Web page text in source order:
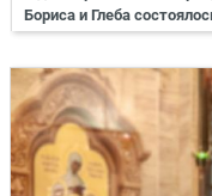
Бориса и Глеба